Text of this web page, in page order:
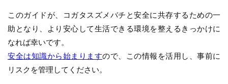
このガイドが、コガタスズメバチと安全に共存するための一
助となり、より安心して生活できる環境を整えるきっかけに
なれば幸いです。
安全は知識から始まりますので、この情報を活用し、事前に
リスクを管理してください。